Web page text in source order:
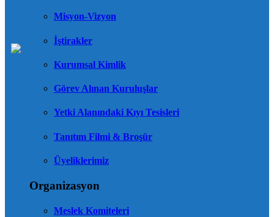
Misyon-Vizyon
İştirakler
Kurumsal Kimlik
Görev Alınan Kuruluşlar
Yetki Alanındaki Kıyı Tesisleri
Tanıtım Filmi & Broşür
Üyeliklerimiz
Organizasyon
Meslek Komiteleri